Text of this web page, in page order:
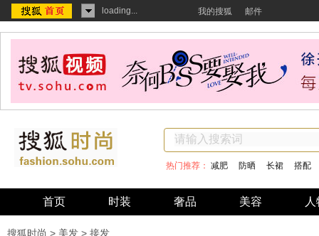
loading... 我的搜狐 邮件
热门推荐： 减肥 防晒 长裙 搭配
首页 时装 奢品 美容
搜狐时尚 > 美发 > 接发